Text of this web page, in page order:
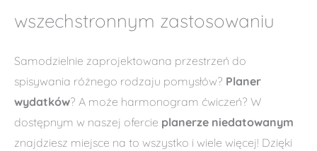
wszechstronnym zastosowaniu
Samodzielnie zaprojektowana przestrzeń do
spisywania różnego rodzaju pomysłów? Planer
wydatków? A może harmonogram ćwiczeń? W
dostępnym w naszej ofercie planerze niedatowanym
znajdziesz miejsce na to wszystko i wiele więcej! Dzięki